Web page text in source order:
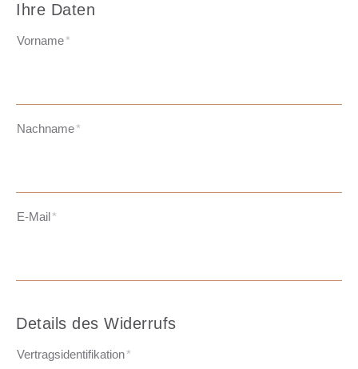
Ihre Daten
Vorname*
Nachname*
E-Mail*
Details des Widerrufs
Vertragsidentifikation*